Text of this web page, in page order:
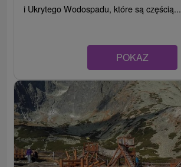
i Ukrytego Wodospadu, które są częścią...
POKAZ